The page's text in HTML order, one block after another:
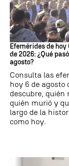
Efemérides
Efemérides de hoy
de 2026: ¿Qué
agosto?
Consulta las
hoy 6 de agosto
descubre, quién
quién murió y
largo de la
como hoy.